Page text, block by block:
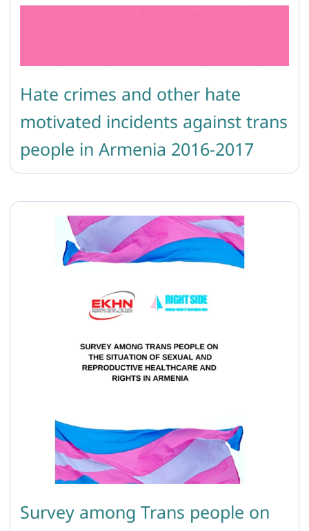
Hate crimes and other hate
motivated incidents against trans
people in Armenia 2016-2017
Survey among Trans people on